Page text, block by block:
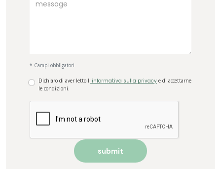
* Campi obbligatori
Dichiaro di aver letto l' informativa sulla privacy e di accettarne
le condizioni.